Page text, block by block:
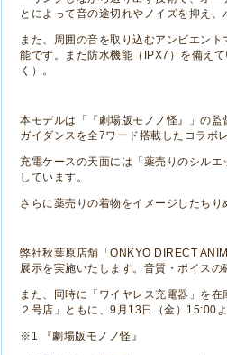
とによって音の途切れやノイズを抑え
また、周囲の音を取り込むアンビエン
能です。また防水機能（ IPX7 ）を備え
く）。
本モデルは「『劇場版モノノ怪』」の
ガイダンスを全7ワード搭載したコラボ
充電ケースの天面には「薬売りのシル
しています。
さらに薬売りの着物をイメージしたちり
弊社秋葉原店舗「 ONKYO DIRECT
展示を実施いたします。音質・ボイスの
また、同時に「ワイヤレス充電器」を在
２号店」ともに、 9 月 13 日（金） 15:00
※ 1 『劇場版モノノ怪』